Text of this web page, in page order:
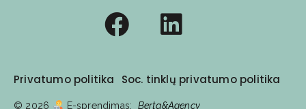
Privatumo politika Soc. tinklų privatumo politika
© 2026 E-sprendimas: Berta&Agency